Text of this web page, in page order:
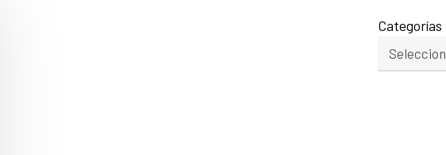
Categorías